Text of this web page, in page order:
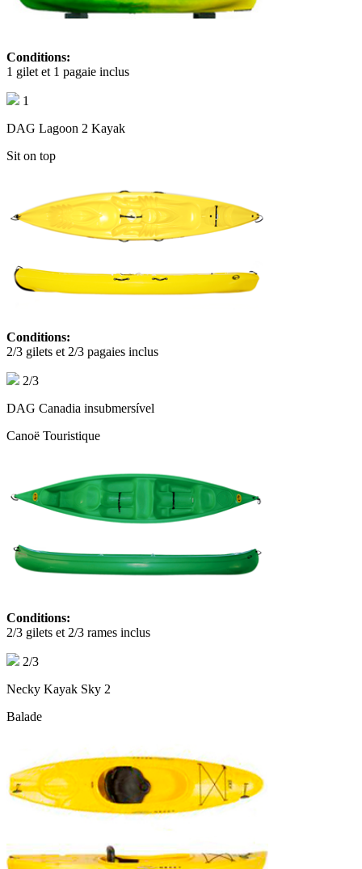
Conditions:
1 gilet et 1 pagaie inclus
1
DAG Lagoon 2 Kayak
Sit on top
Conditions:
2/3 gilets et 2/3 pagaies inclus
2/3
DAG Canadia insubmersível
Canoë Touristique
Conditions:
2/3 gilets et 2/3 rames inclus
2/3
Necky Kayak Sky 2
Balade